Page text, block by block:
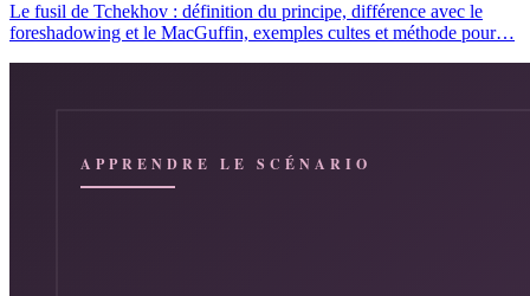
Le fusil de Tchekhov : définition du principe, différence avec le
foreshadowing et le MacGuffin, exemples cultes et méthode pour…